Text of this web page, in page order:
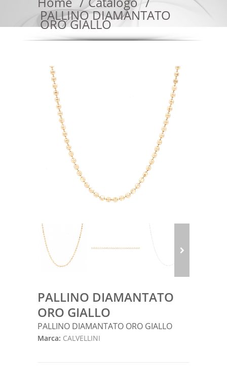
PALLINO DIAMANTATO
ORO GIALLO
PALLINO DIAMANTATO
ORO GIALLO
PALLINO DIAMANTATO ORO GIALLO
Marca: CALVELLINI